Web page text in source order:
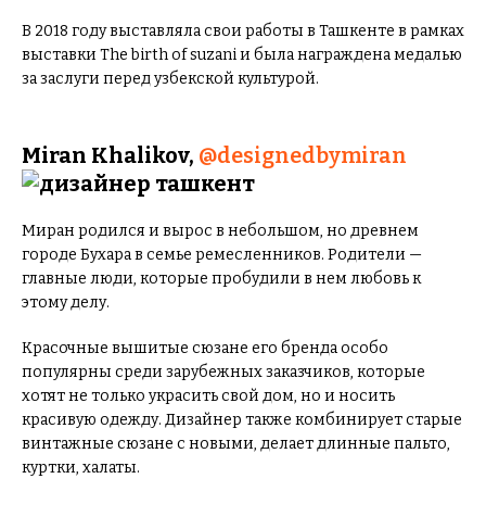
В 2018 году выставляла свои работы в Ташкенте в рамках
выставки The birth of suzani и была награждена медалью
за заслуги перед узбекской культурой.
Miran Khalikov, @designedbymiran
Миран родился и вырос в небольшом, но древнем
городе Бухара в семье ремесленников. Родители —
главные люди, которые пробудили в нем любовь к
этому делу.
Красочные вышитые сюзане его бренда особо
популярны среди зарубежных заказчиков, которые
хотят не только украсить свой дом, но и носить
красивую одежду. Дизайнер также комбинирует старые
винтажные сюзане с новыми, делает длинные пальто,
куртки, халаты.